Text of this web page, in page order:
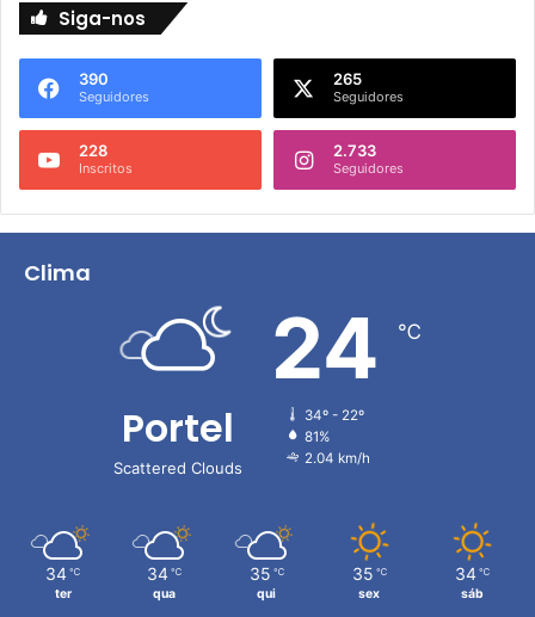
Siga-nos
390
Seguidores
265
Seguidores
228
Inscritos
2.733
Seguidores
Clima
Portel
Scattered Clouds
24 ℃
34º - 22º
81%
2.04 km/h
34 ℃
ter
34 ℃
qua
35 ℃
qui
35 ℃
sex
34 ℃
sáb